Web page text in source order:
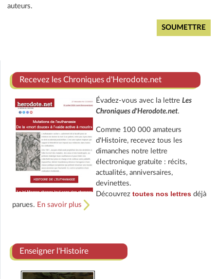
auteurs.
Recevez les Chroniques d'Herodote.net
Évadez-vous avec la lettre Les
Chroniques d'Herodote.net.
Comme 100 000 amateurs
d'Histoire, recevez tous les
dimanches notre lettre
électronique gratuite : récits,
actualités, anniversaires,
devinettes.
Découvrez toutes nos lettresdéjà
parues. En savoir plus
Enseigner l'Histoire